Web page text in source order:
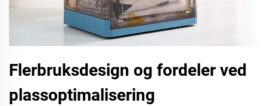
Flerbruksdesign og fordeler ved
plassoptimalisering